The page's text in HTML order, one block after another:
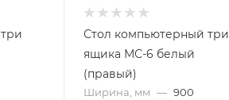
Стол компьютерный три
ящика МС-6 белый
(правый)
Ширина, мм — 900